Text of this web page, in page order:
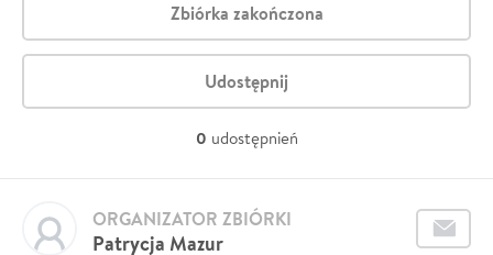
Zbiórka zakończona
Udostępnij
0 udostępnień
Patrycja Mazur
ORGANIZATOR ZBIÓRKI